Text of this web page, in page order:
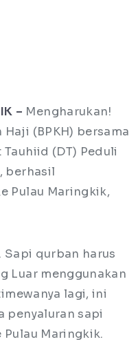
– Mengharukan!
(BPKH) bersama
(DT) Peduli
berhasil
Pulau Maringkik,
qurban harus
Luar menggunakan
lagi, ini
penyaluran sapi
Maringkik.